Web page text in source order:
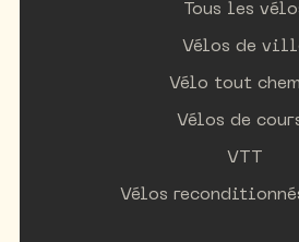
Tous les
Vélos de
Vélo tout
Vélos de
VTT
Vélos